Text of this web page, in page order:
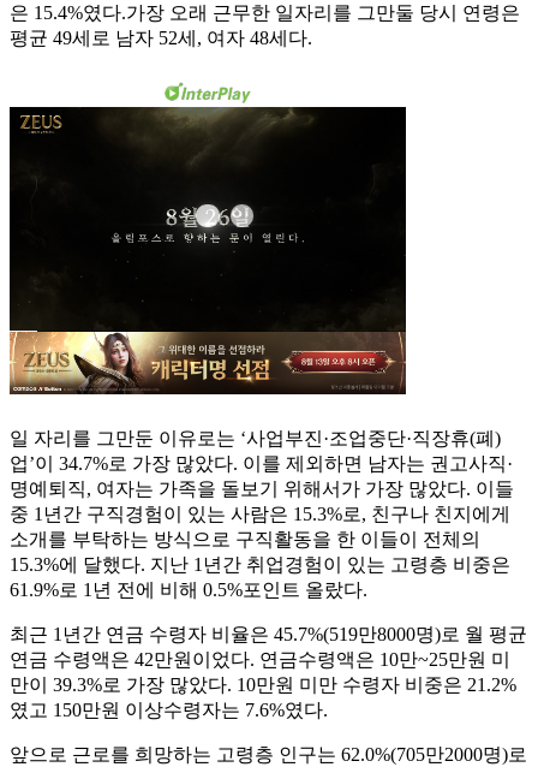
은 15.4%였다.가장 오래 근무한 일자리를 그만둘 당시 연령은
평균 49세로 남자 52세, 여자 48세다.
일 자리를 그만둔 이유로는 ‘사업부진·조업중단·직장휴(폐)
업’이 34.7%로 가장 많았다. 이를 제외하면 남자는 권고사직·
명예퇴직, 여자는 가족을 돌보기 위해서가 가장 많았다. 이들
중 1년간 구직경험이 있는 사람은 15.3%로, 친구나 친지에게
소개를 부탁하는 방식으로 구직활동을 한 이들이 전체의
15.3%에 달했다. 지난 1년간 취업경험이 있는 고령층 비중은
61.9%로 1년 전에 비해 0.5%포인트 올랐다.
최근 1년간 연금 수령자 비율은 45.7%(519만8000명)로 월 평균
연금 수령액은 42만원이었다. 연금수령액은 10만~25만원 미
만이 39.3%로 가장 많았다. 10만원 미만 수령자 비중은 21.2%
였고 150만원 이상수령자는 7.6%였다.
앞으로 근로를 희망하는 고령층 인구는 62.0%(705만2000명)로